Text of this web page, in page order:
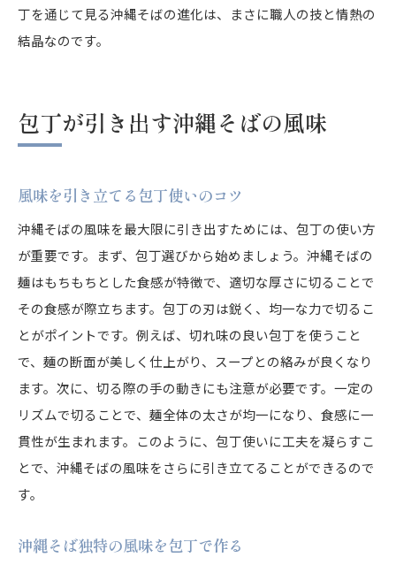
丁を通じて見る沖縄そばの進化は、まさに職人の技と情熱の
結晶なのです。
包丁が引き出す沖縄そばの風味
風味を引き立てる包丁使いのコツ
沖縄そばの風味を最大限に引き出すためには、包丁の使い方
が重要です。まず、包丁選びから始めましょう。沖縄そばの
麺はもちもちとした食感が特徴で、適切な厚さに切ることで
その食感が際立ちます。包丁の刃は鋭く、均一な力で切るこ
とがポイントです。例えば、切れ味の良い包丁を使うこと
で、麺の断面が美しく仕上がり、スープとの絡みが良くなり
ます。次に、切る際の手の動きにも注意が必要です。一定の
リズムで切ることで、麺全体の太さが均一になり、食感に一
貫性が生まれます。このように、包丁使いに工夫を凝らすこ
とで、沖縄そばの風味をさらに引き立てることができるので
す。
沖縄そば独特の風味を包丁で作る